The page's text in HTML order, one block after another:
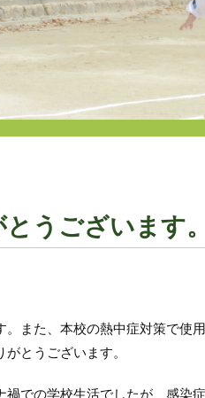
うございます。
また、本校の熱中症対策で使
とうございます。
での学校生活でしたが、感染